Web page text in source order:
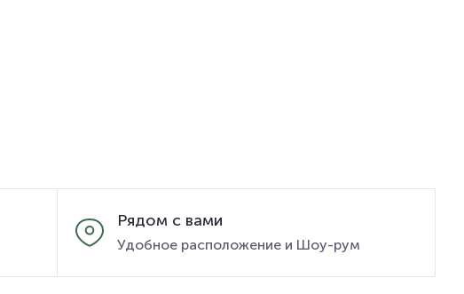
Рядом с вами
Удобное расположение и Шоу-рум